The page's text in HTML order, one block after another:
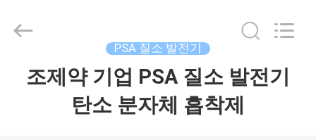
JoShining
PSA 질소 발전기
조제약 기업 PSA 질소 발전기
탄소 분자체 흡착제